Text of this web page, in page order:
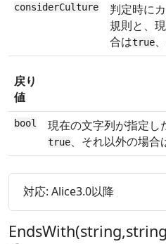
considerCulture
判定時に
規則と、
合はtrue
戻り
値
bool 現在の文字列が指定し
true、それ以外の場合
対応: Alice3.0以降